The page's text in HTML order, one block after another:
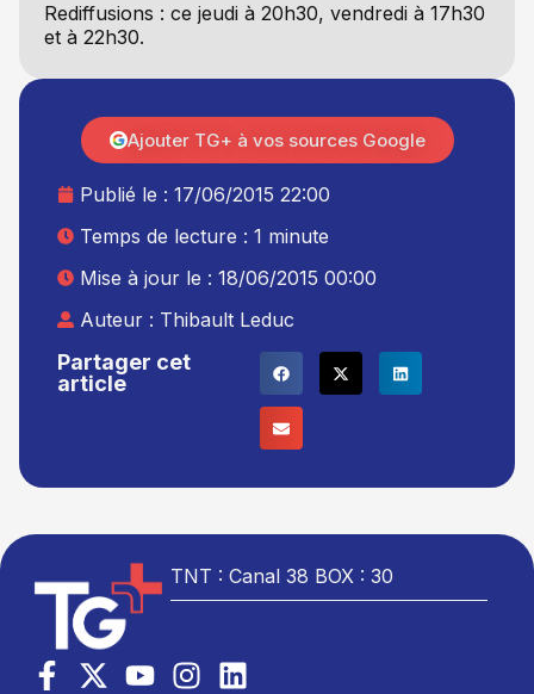
Rediffusions : ce jeudi à 20h30, vendredi à 17h30
et à 22h30.
Partager cet
article
Publié le : 17/06/2015 22:00
Temps de lecture : 1 minute
Mise à jour le : 18/06/2015 00:00
Auteur : Thibault Leduc
Ajouter TG+ à vos sources Google
TNT : Canal 38 BOX : 30